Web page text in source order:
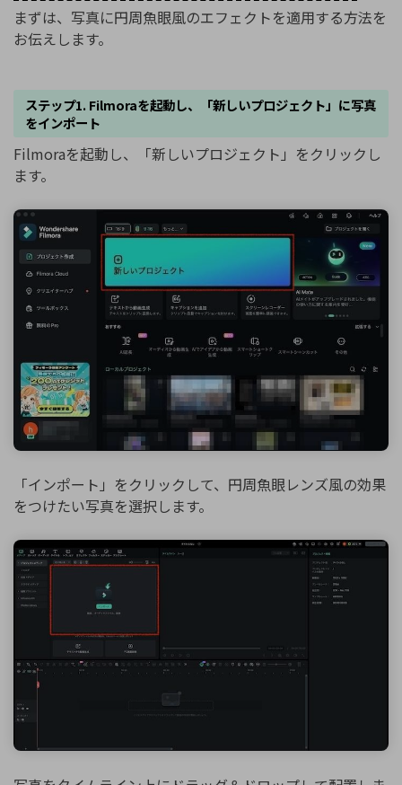
まずは、写真に円周魚眼風のエフェクトを適用する方法を
お伝えします。
ステップ1. Filmoraを起動し、「新しいプロジェクト」に写真
をインポート
Filmoraを起動し、「新しいプロジェクト」をクリックし
ます。
「インポート」をクリックして、円周魚眼レンズ風の効果
をつけたい写真を選択します。